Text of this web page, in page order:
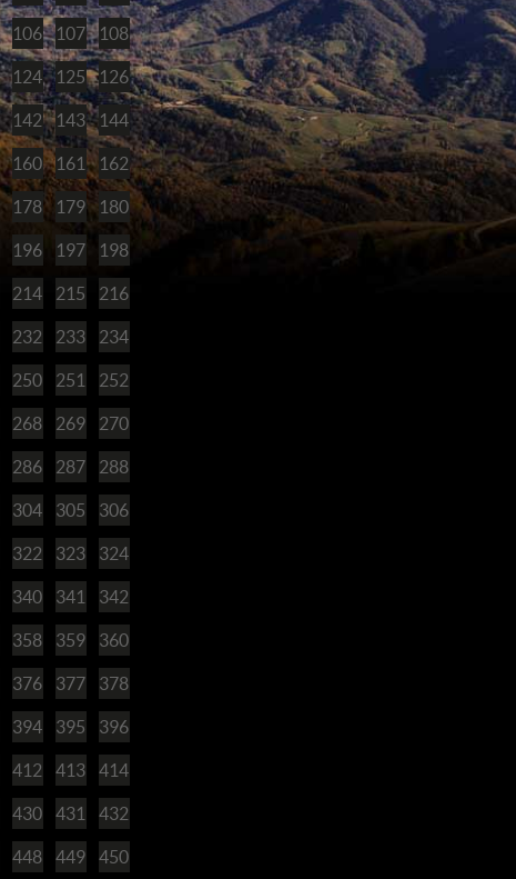
106 107 108
124 125 126
142 143 144
160 161 162
178 179 180
196 197 198
214 215 216
232 233 234
250 251 252
268 269 270
286 287 288
304 305 306
322 323 324
340 341 342
358 359 360
376 377 378
394 395 396
412 413 414
430 431 432
448 449 450